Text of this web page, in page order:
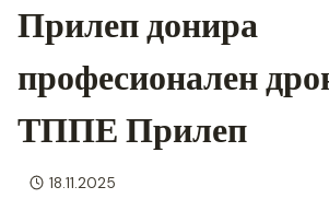
Прилеп донира
професионален
ТППЕ Прилеп
18.11.2025